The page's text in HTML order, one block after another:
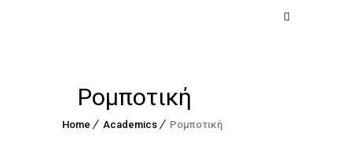
Ρομποτική
Home Academics Ρομποτική